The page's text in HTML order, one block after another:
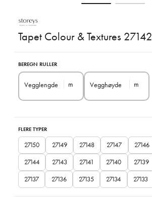
Tapet Colour & Textures 27142
BEREGN RULLER
Vegglengde m Vegghøyde m
FLERE TYPER
27150 27149 27148 27147 27146
27144
27143 27141 27140 27139
27137
27136 27135 27134 27133